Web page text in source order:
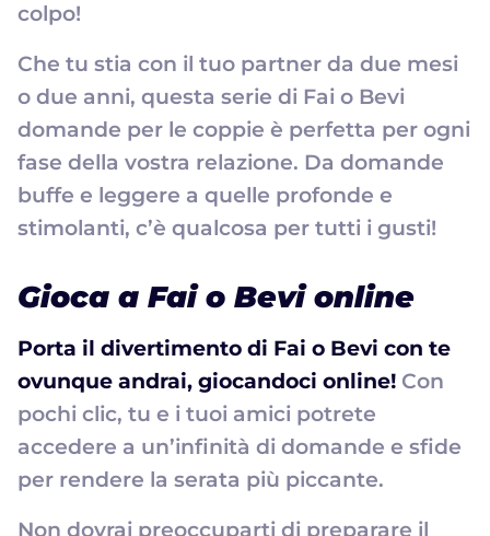
colpo!
Che tu stia con il tuo partner da due mesi
o due anni, questa serie di Fai o Bevi
domande per le coppie è perfetta per ogni
fase della vostra relazione. Da domande
buffe e leggere a quelle profonde e
stimolanti, c’è qualcosa per tutti i gusti!
Gioca a Fai o Bevi online
Porta il divertimento di Fai o Bevi con te
ovunque andrai, giocandoci online! Con
pochi clic, tu e i tuoi amici potrete
accedere a un’infinità di domande e sfide
per rendere la serata più piccante.
Non dovrai preoccuparti di preparare il